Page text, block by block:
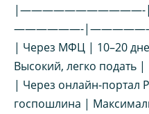
——————-
| Через МФЦ | 10–20
Высокий, легко подать |
| Через онлайн-портал
госпошлина |